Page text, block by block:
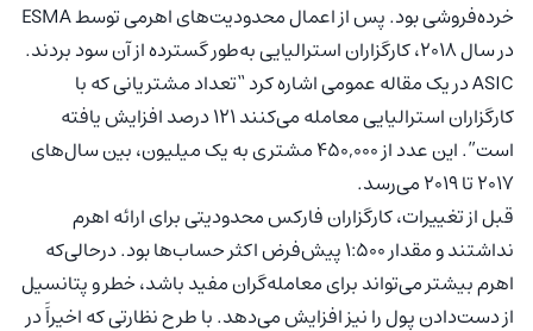
خرده‌فروشی بود. پس از اعمال محدودیت‌های اهرمی توسط ESMA
در سال ۲۰۱۸، کارگزاران استرالیایی به‌طور گسترده از آن سود بردند.
ASIC در یک مقاله عمومی اشاره کرد
“تعداد مشتریانی که با
کارگزاران استرالیایی معامله می‌کنند ۱۲۱ درصد افزایش یافته
است”
. این عدد از ۴۵۰,۰۰۰ مشتری به یک میلیون، بین سال‌های
۲۰۱۷ تا ۲۰۱۹ می‌رسد.
قبل از تغییرات، کارگزاران فارکس محدودیتی برای ارائه اهرم
نداشتند و مقدار ۱:۵۰۰ پیش‌فرض اکثر حساب‌ها بود. درحالی‌که
اهرم بیشتر می‌تواند برای معامله‌گران مفید باشد، خطر و پتانسیل
از دست‌دادن پول را نیز افزایش می‌دهد. با طرح نظارتی که اخیراََ در